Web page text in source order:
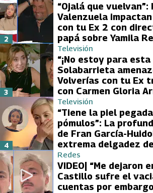
“Ojalá que vuelvan”:
Valenzuela
con tu Ex 2 con
papá sobre Yamila
2
Televisión
“¡No estoy para esta
Solabarrieta
Volverías con tu Ex
con Carmen Gloria
3
Televisión
“Tiene la piel
pómulos”: La
de Fran García-
extrema delgadez
4
Redes
VIDEO| “Me dejaron
Castillo sufre el
cuentas por